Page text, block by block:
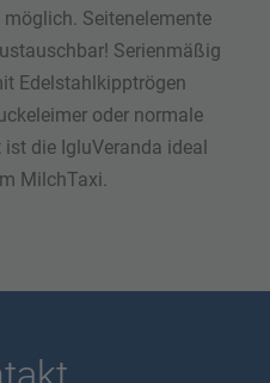
Seitenelemente
Serienmäßig
Edelstahlkipptrögen
oder normale
die IgluVeranda ideal
MilchTaxi.